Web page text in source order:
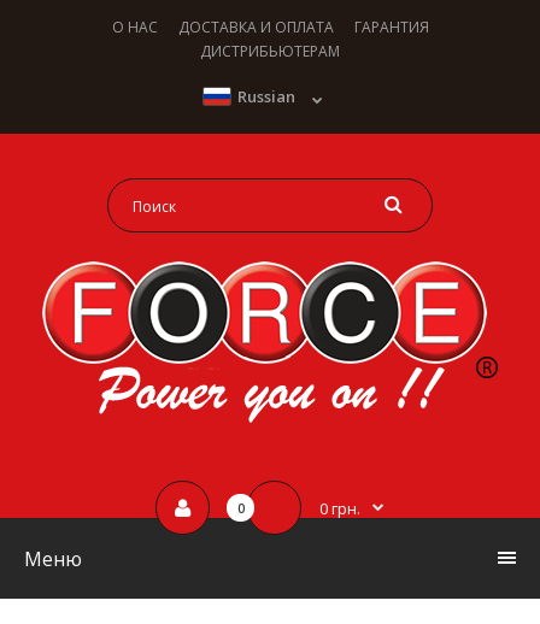
О НАС ДОСТАВКА И ОПЛАТА
ГАРАНТИЯ
ДИСТРИБЬЮТЕРАМ
Russian
0 0 грн.
Меню